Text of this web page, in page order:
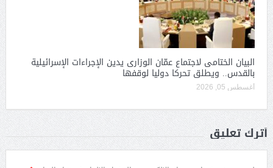
البيان الختامى لاجتماع عمّان الوزارى يدين الإجراءات الإسرائيلية
بالقدس.. ويطلق تحركا دوليا لوقفها
أغسطس 05, 2026
أترك تعليق